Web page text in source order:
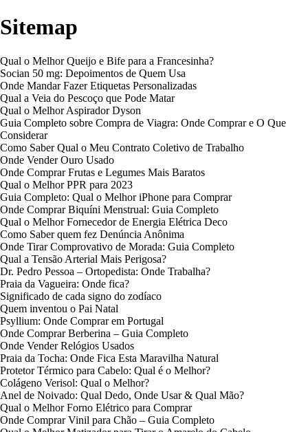
Sitemap
Qual o Melhor Queijo e Bife para a Francesinha?
Socian 50 mg: Depoimentos de Quem Usa
Onde Mandar Fazer Etiquetas Personalizadas
Qual a Veia do Pescoço que Pode Matar
Qual o Melhor Aspirador Dyson
Guia Completo sobre Compra de Viagra: Onde Comprar e O Que
Considerar
Como Saber Qual o Meu Contrato Coletivo de Trabalho
Onde Vender Ouro Usado
Onde Comprar Frutas e Legumes Mais Baratos
Qual o Melhor PPR para 2023
Guia Completo: Qual o Melhor iPhone para Comprar
Onde Comprar Biquíni Menstrual: Guia Completo
Qual o Melhor Fornecedor de Energia Elétrica Deco
Como Saber quem fez Denúncia Anônima
Onde Tirar Comprovativo de Morada: Guia Completo
Qual a Tensão Arterial Mais Perigosa?
Dr. Pedro Pessoa – Ortopedista: Onde Trabalha?
Praia da Vagueira: Onde fica?
Significado de cada signo do zodíaco
Quem inventou o Pai Natal
Psyllium: Onde Comprar em Portugal
Onde Comprar Berberina – Guia Completo
Onde Vender Relógios Usados
Praia da Tocha: Onde Fica Esta Maravilha Natural
Protetor Térmico para Cabelo: Qual é o Melhor?
Colágeno Verisol: Qual o Melhor?
Anel de Noivado: Qual Dedo, Onde Usar & Qual Mão?
Qual o Melhor Forno Elétrico para Comprar
Onde Comprar Vinil para Chão – Guia Completo